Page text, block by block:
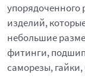
упорядоченного
изделий,
небольшие
фитинги,
саморезы, гайки,